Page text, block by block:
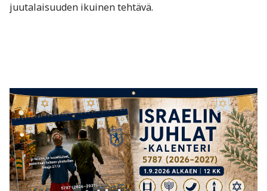
juutalaisuuden ikuinen tehtävä.